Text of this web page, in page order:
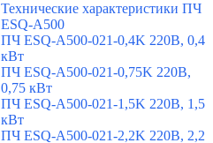
Технические характеристики ПЧ
ESQ-A500
ПЧ ESQ-A500-021-0,4K 220В, 0,4
кВт
ПЧ ESQ-A500-021-0,75K 220В,
0,75 кВт
ПЧ ESQ-A500-021-1,5K 220В, 1,5
кВт
ПЧ ESQ-A500-021-2,2K 220В, 2,2